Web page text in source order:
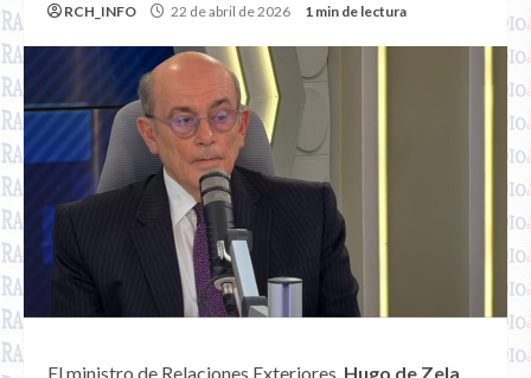
RCH_INFO 22 de abril de 2026 1 min de lectura
El ministro de Relaciones Exteriores, Hugo de Zela